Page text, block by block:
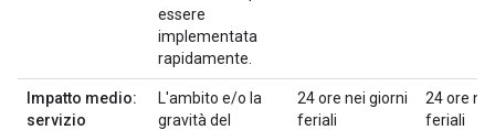
essere
implementata
rapidamente.
Impatto medio:
servizio
L'ambito e/o la
gravità del
24 ore nei giorni
feriali
24 ore
feriali